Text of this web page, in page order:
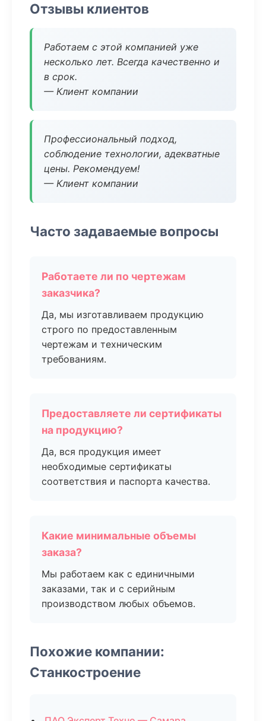
Отзывы клиентов
Работаем с этой компанией уже
несколько лет. Всегда качественно и
в срок.
— Клиент компании
Профессиональный подход,
соблюдение технологии, адекватные
цены. Рекомендуем!
— Клиент компании
Часто задаваемые вопросы
Работаете ли по чертежам
заказчика?
Да, мы изготавливаем продукцию
строго по предоставленным
чертежам и техническим
требованиям.
Предоставляете ли сертификаты
на продукцию?
Да, вся продукция имеет
необходимые сертификаты
соответствия и паспорта качества.
Какие минимальные объемы
заказа?
Мы работаем как с единичными
заказами, так и с серийным
производством любых объемов.
Похожие компании:
Станкостроение